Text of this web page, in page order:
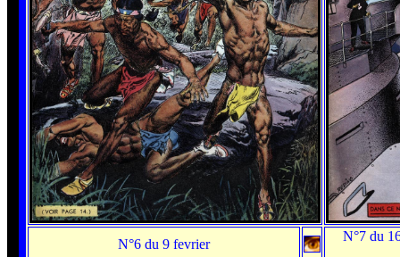
N°6 du 9 fevrier
N°7 du